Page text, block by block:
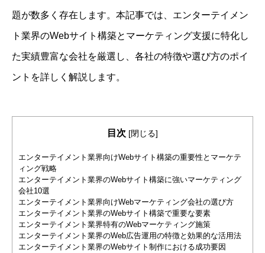
題が数多く存在します。本記事では、エンターテイメン
ト業界のWebサイト構築とマーケティング支援に特化し
た実績豊富な会社を厳選し、各社の特徴や選び方のポイ
ントを詳しく解説します。
目次 [閉じる]
エンターテイメント業界向けWebサイト構築の重要性とマーケテ
ィング戦略
エンターテイメント業界のWebサイト構築に強いマーケティング
会社10選
エンターテイメント業界向けWebマーケティング会社の選び方
エンターテイメント業界のWebサイト構築で重要な要素
エンターテイメント業界特有のWebマーケティング施策
エンターテイメント業界のWeb広告運用の特徴と効果的な活用法
エンターテイメント業界のWebサイト制作における成功要因